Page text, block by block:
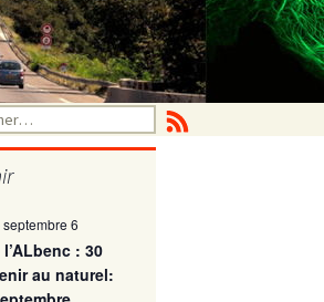
septembre 6
: 30
au naturel: